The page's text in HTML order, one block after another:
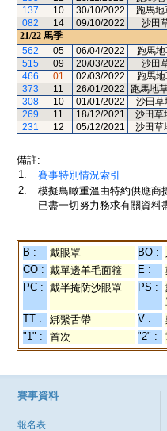
137
10 30/10/2022 跑馬
082
14 09/10/2022 沙田
21/22 馬季
562
05 06/04/2022 跑馬
515
09 20/03/2022 沙田
466
01 02/03/2022 跑馬
373
11 26/01/2022 跑馬地
308
10 01/01/2022 沙田草
269
11 18/12/2021 沙田草
231
12 05/12/2021 沙田草
備註:
1.
賽事特別情況索引
2.
模擬鳥瞰重溫由特約供應商
已盡一切努力務求有關資料
B : 戴眼罩 BO :
CO : 戴單邊羊毛面箍 E :
PC : 戴半掩防沙眼罩 PS :
TT : 綁繫舌帶 V :
"1" :
首次 "2" :
賽事資料
報名表